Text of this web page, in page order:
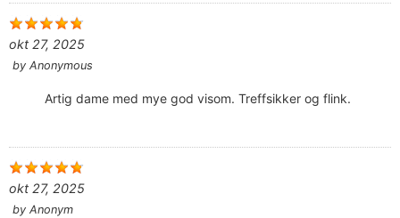
okt 27, 2025
by Anonymous
Artig dame med mye god visom. Treffsikker og flink.
okt 27, 2025
by Anonym